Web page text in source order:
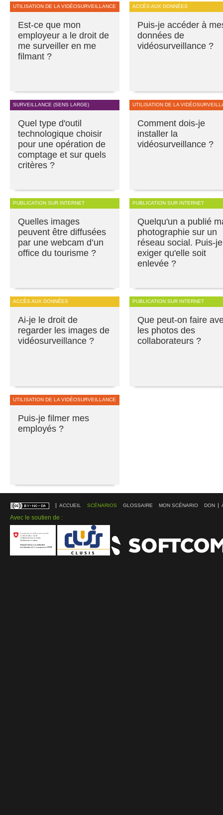
UTILISATION DE LA VIDÉOSURVEILLANCE
Est-ce que mon
employeur a le droit de
me surveiller en me
filmant ?
ACCÈS AUX DONNÉES
Puis-je accéder à
données de
vidéosurveillance ?
SURVEILLANCE (SENS LARGE)
Quel type d'outil
technologique choisir
pour une opération de
comptage et sur quels
critères ?
UTILISATION DE LA
Comment dois-je
installer la
vidéosurveillance ?
PUBLICATION SUR INTERNET
Quelles images
peuvent être diffusées
par une webcam d’un
office du tourisme ?
PUBLICATION SUR INTERNET
Quelqu'un a publié
photographie sur un
réseau social. Puis-je
exiger qu'elle soit
enlevée ?
ACCÈS AUX DONNÉES
Ai-je le droit de
regarder les images de
vidéosurveillance ?
PUBLICATION SUR INTERNET
Que peut-on faire
les photos des
collaborateurs ?
UTILISATION DE LA VIDÉOSURVEILLANCE
Puis-je filmer mes
employés ?
ACCUEIL SCÉNARIOS GLOSSAIRE MON SCÉNARIO DON
Avec le soutien de :